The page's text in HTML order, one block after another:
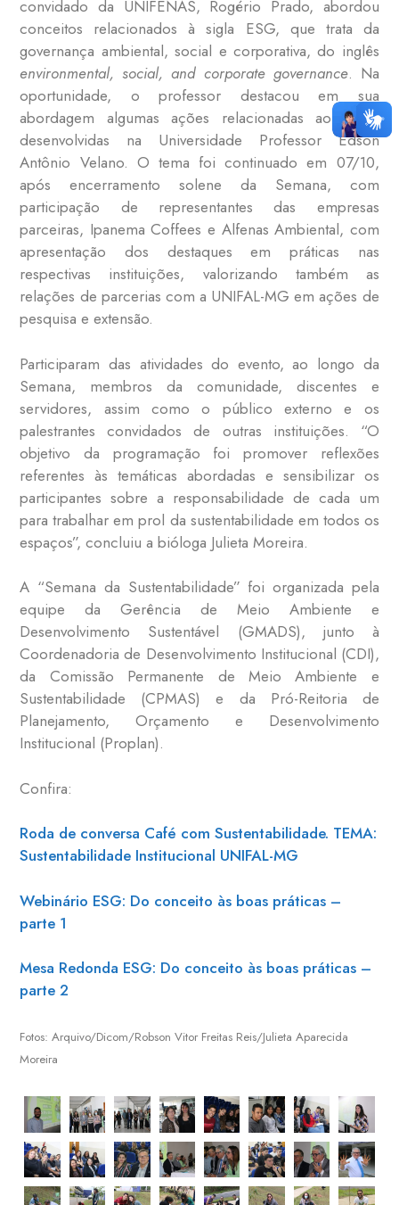
convidado da UNIFENAS, Rogério Prado, abordou
conceitos relacionados à sigla ESG, que trata da
governança ambiental, social e corporativa, do inglês
environmental, social, and corporate governance. Na
oportunidade, o professor destacou em sua
abordagem algumas ações relacionadas ao tema
desenvolvidas na Universidade Professor Edson
Antônio Velano. O tema foi continuado em 07/10,
após encerramento solene da Semana, com
participação de representantes das empresas
parceiras, Ipanema Coffees e Alfenas Ambiental, com
apresentação dos destaques em práticas nas
respectivas instituições, valorizando também as
relações de parcerias com a UNIFAL-MG em ações de
pesquisa e extensão.
Participaram das atividades do evento, ao longo da
Semana, membros da comunidade, discentes e
servidores, assim como o público externo e os
palestrantes convidados de outras instituições. “O
objetivo da programação foi promover reflexões
referentes às temáticas abordadas e sensibilizar os
participantes sobre a responsabilidade de cada um
para trabalhar em prol da sustentabilidade em todos os
espaços”, concluiu a bióloga Julieta Moreira.
A “Semana da Sustentabilidade” foi organizada pela
equipe da Gerência de Meio Ambiente e
Desenvolvimento Sustentável (GMADS), junto à
Coordenadoria de Desenvolvimento Institucional (CDI),
da Comissão Permanente de Meio Ambiente e
Sustentabilidade (CPMAS) e da Pró-Reitoria de
Planejamento, Orçamento e Desenvolvimento
Institucional (Proplan).
Confira:
Roda de conversa Café com Sustentabilidade. TEMA:
Sustentabilidade Institucional UNIFAL-MG
Webinário ESG: Do conceito às boas práticas –
parte 1
Mesa Redonda ESG: Do conceito às boas práticas –
parte 2
Fotos: Arquivo/Dicom/Robson Vitor Freitas Reis/Julieta Aparecida
Moreira